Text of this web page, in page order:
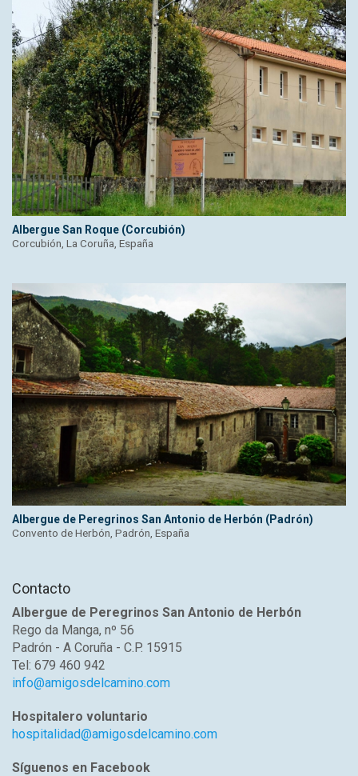
Albergue San Roque (Corcubión)
Corcubión, La Coruña, España
Albergue de Peregrinos San Antonio de Herbón (Padrón)
Convento de Herbón, Padrón, España
Contacto
Albergue de Peregrinos San Antonio de Herbón
Rego da Manga, nº 56
Padrón - A Coruña - C.P. 15915
Tel: 679 460 942
info@amigosdelcamino.com
Hospitalero voluntario
hospitalidad@amigosdelcamino.com
Síguenos en Facebook